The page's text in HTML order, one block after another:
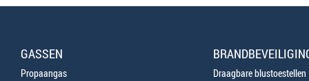
GASSEN
Propaangas
Draagbare blustoestellen